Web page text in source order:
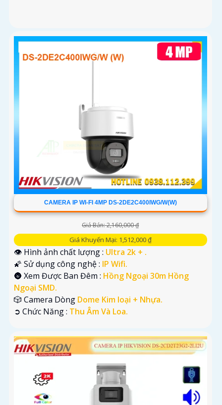
CAMERA IP WI-FI 4MP DS-2DE2C400IWG/W(W)
Giá Bán: 2,160,000 ₫
Giá Khuyến Mại: 1,512,000 ₫
👁 Hình ảnh chất lượng : Ultra 2k + .
🌠 Sử dụng công nghệ : IP Wifi.
🌚 Xem Được Ban Đêm : Hồng Ngoại 30m Hồng
Ngoại SMD.
🎲 Camera Dòng Dome Kim loại + Nhựa.
️➲ Chức Năng : Thu Âm Và Loa.